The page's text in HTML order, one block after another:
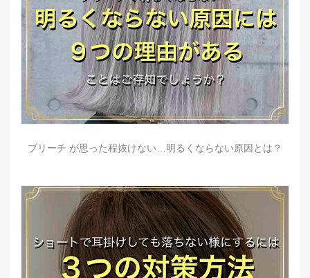
ブリーチ が思った程抜けない…明るくならない原因とは？